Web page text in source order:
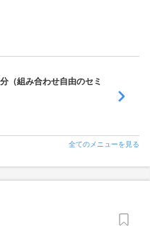
（組み合わせ自由のセミ
全てのメニューを見る